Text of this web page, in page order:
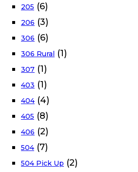
205 (6)
206 (3)
306 (6)
306 Rural (1)
307 (1)
403 (1)
404 (4)
405 (8)
406 (2)
504 (7)
504 Pick Up (2)